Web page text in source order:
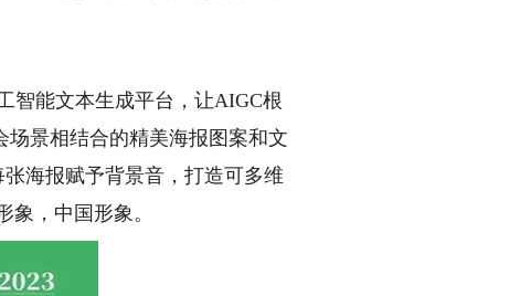
能文本生成平台，让AIGC根
场景相结合的精美海报图案和文
海报赋予背景音，打造可多维
，中国形象。